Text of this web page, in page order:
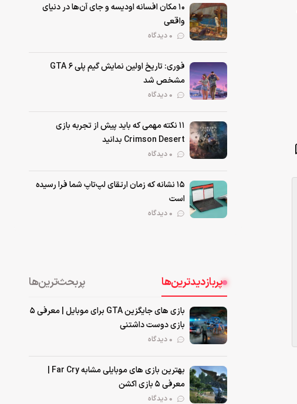
۱۰ مکان افسانه اودیسه و جای آن‌ها در دنیای
واقعی
فوری: تاریخ اولین نمایش گیم پلی GTA 6
مشخص شد
۱۱ نکته‌ مهمی که باید پیش از تجربه بازی
Crimson Desert بدانید
۱۵ نشانه که زمان ارتقای لپ‌تاپ شما فرا رسیده
است
پربازدیدترین‌ها پربحث‌ترین‌ها
بازی های جایگزین GTA برای موبایل | معرفی ۵
بازی دوست داشتنی
بهترین بازی‌ های موبایلی مشابه Far Cry |
معرفی ۵ بازی اکشن